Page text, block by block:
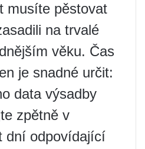
musíte pěstovat
na trvalé
věku. Čas
je snadné určit:
data výsadby
zpětně v
dní odpovídající